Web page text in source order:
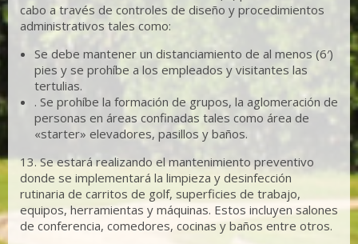
cabo a través de controles de diseño y procedimientos
administrativos tales como:
Se debe mantener un distanciamiento de al menos (6′)
pies y se prohíbe a los empleados y visitantes las
tertulias.
. Se prohíbe la formación de grupos, la aglomeración de
personas en áreas confinadas tales como área de
«starter» elevadores, pasillos y baños.
13. Se estará realizando el mantenimiento preventivo
donde se implementará la limpieza y desinfección
rutinaria de carritos de golf, superficies de trabajo,
equipos, herramientas y máquinas. Estos incluyen salones
de conferencia, comedores, cocinas y baños entre otros.